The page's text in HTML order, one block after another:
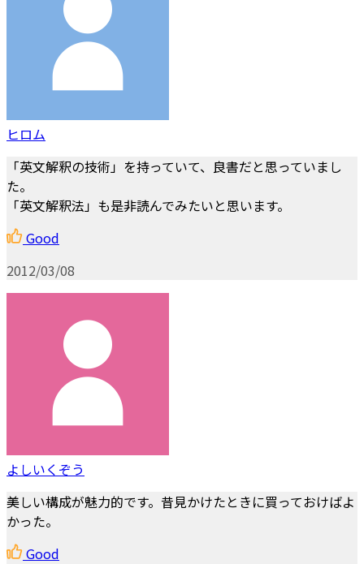
ヒロム
「英文解釈の技術」を持っていて、良書だと思っていまし
た。
「英文解釈法」も是非読んでみたいと思います。
Good
2012/03/08
よしいくぞう
美しい構成が魅力的です。昔見かけたときに買っておけばよ
かった。
Good